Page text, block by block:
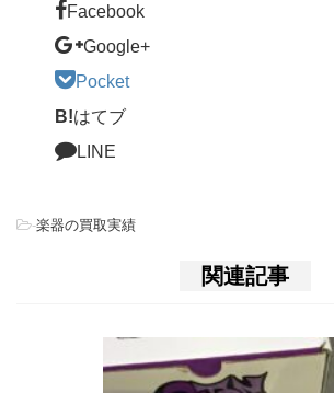
Facebook
Google+
Pocket
B!はてブ
LINE
-楽器の買取実績
関連記事